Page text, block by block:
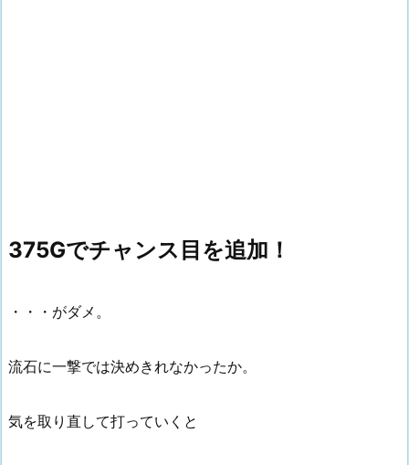
375Gでチャンス目を追加！
・・・がダメ。
流石に一撃では決めきれなかったか。
気を取り直して打っていくと